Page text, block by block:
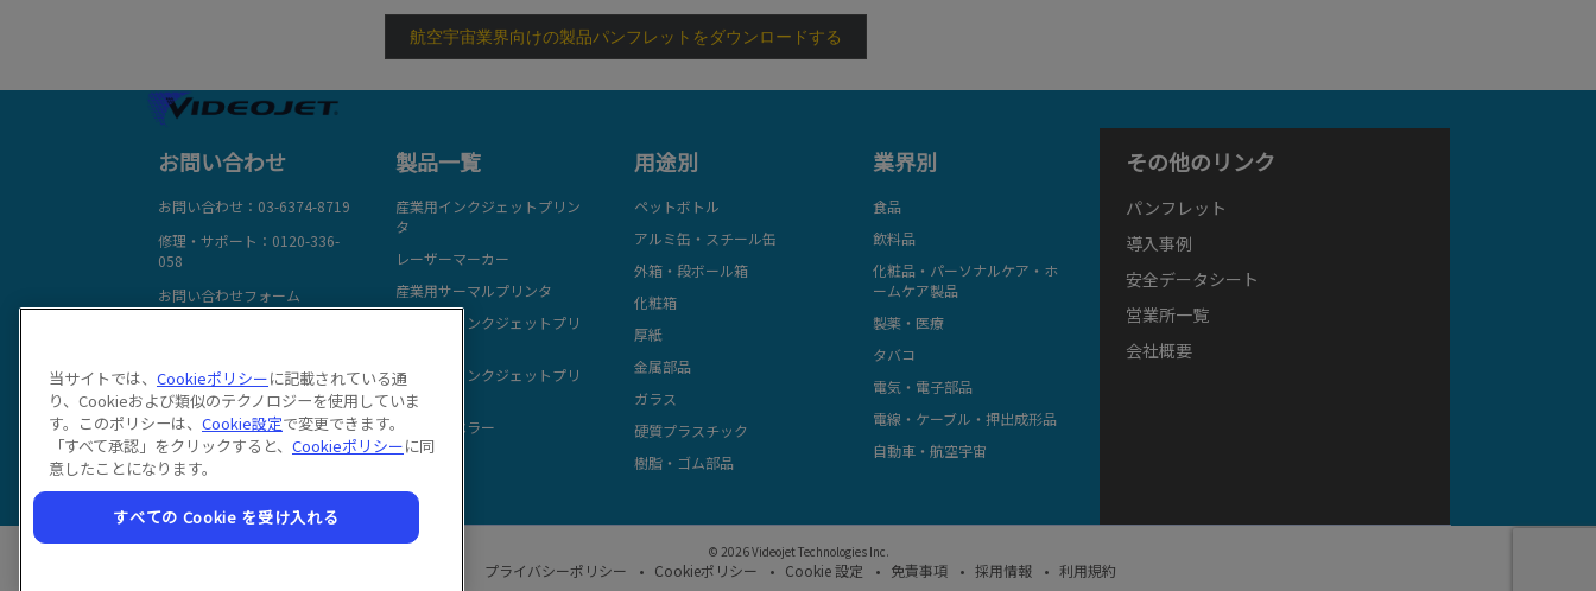
航空宇宙業界向けの製品パンフレットをダウンロードする
お問い合わせ
お問い合わせ：03-6374-8719
修理・サポート：0120-336-
058
お問い合わせフォーム
チャットサポート
フォローする:
製品一覧
産業用インクジェットプリン
タ
レーザーマーカー
産業用サーマルプリンタ
サーマルインクジェットプリ
大文字用インクジェットプリ
ンタ
オートラベラー
用途別
ペットボトル
アルミ缶・スチール缶
外箱・段ボール箱
化粧箱
厚紙
金属部品
ガラス
硬質プラスチック
樹脂・ゴム部品
業界別
食品
飲料品
化粧品・パーソナルケア・ホ
ームケア製品
製薬・医療
タバコ
電気・電子部品
電線・ケーブル・押出成形品
自動車・航空宇宙
その他のリンク
パンフレット
導入事例
安全データシート
営業所一覧
会社概要
© 2026 Videojet Technologies Inc.
プライバシーポリシー Cookieポリシー Cookie 設定 免責事項 採用情報 利用規約
当サイトでは、 Cookieポリシーに記載されている通
り、Cookieおよび類似のテクノロジーを使用していま
す。このポリシーは、 Cookie設定で変更できます。
「すべて承認」をクリックすると、 Cookieポリシーに同
意したことになります。
すべての Cookie を受け入れる